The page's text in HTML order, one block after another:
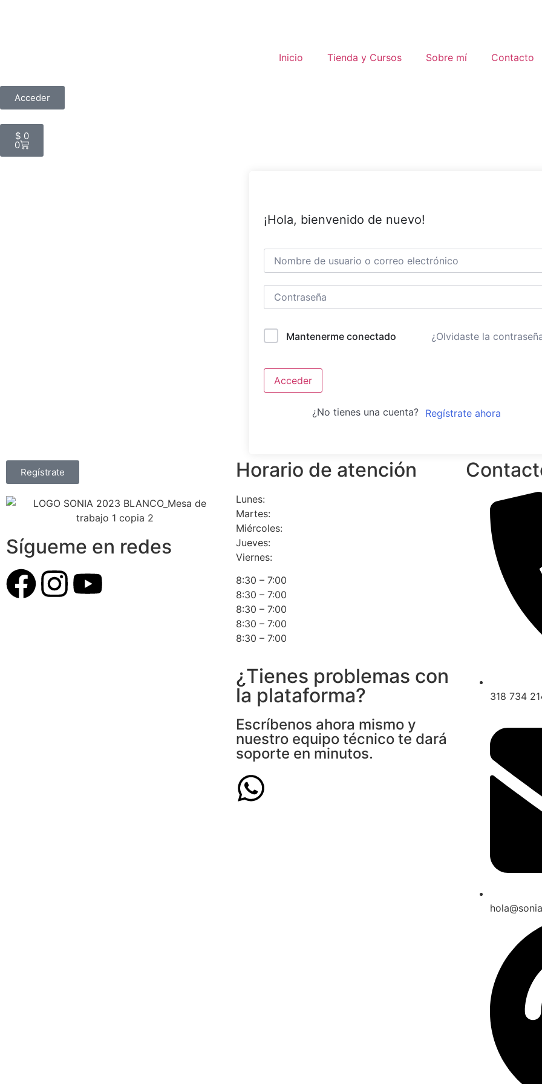
Inicio Tienda y Cursos Sobre mí Contacto
Acceder
$ 0
0
¡Hola, bienvenido de nuevo!
Mantenerme conectado ¿Olvidaste la
Acceder
¿No tienes una cuenta? Regístrate ahora
Regístrate
Sígueme en redes
Horario de atención
Lunes:
Martes:
Miércoles:
Jueves:
Viernes:
8:30 – 7:00
8:30 – 7:00
8:30 – 7:00
8:30 – 7:00
8:30 – 7:00
¿Tienes problemas con
la plataforma?
Escríbenos ahora mismo y
nuestro equipo técnico te dará
soporte en minutos.
318 734